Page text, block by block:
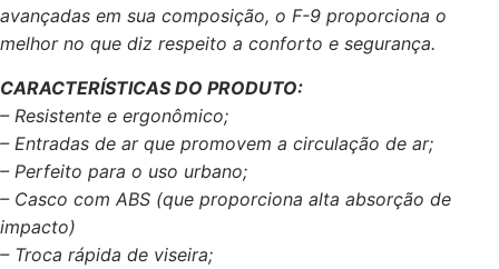
avançadas em sua composição, o F-9 proporciona o
melhor no que diz respeito a conforto e segurança.
CARACTERÍSTICAS DO PRODUTO:
– Resistente e ergonômico;
– Entradas de ar que promovem a circulação de ar;
– Perfeito para o uso urbano;
– Casco com ABS (que proporciona alta absorção de
impacto)
– Troca rápida de viseira;